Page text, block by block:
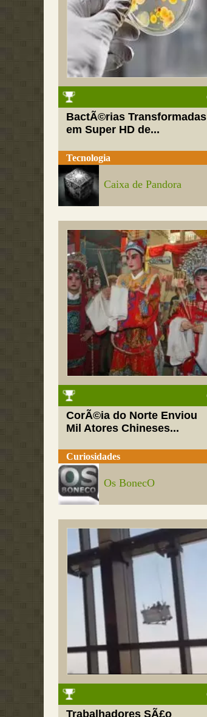
BactÃ©rias Transformadas
em Super HD de...
Tecnologia
Caixa de Pandora
CorÃ©ia do Norte Enviou
Mil Atores Chineses...
Curiosidades
Os BonecO
Trabalhadores SÃ£o